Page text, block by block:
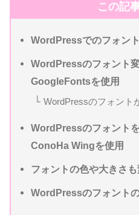
この記
WordPressでのフォン
WordPressのフォント
GoogleFontsを使用
WordPressのフォント
WordPressのフォント
ConoHa Wingを使用
フォントの色や大きさ
WordPressのフォント